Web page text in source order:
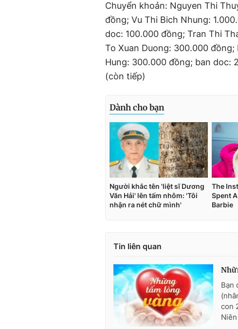
Chuyển khoản: Nguyen Thi
đồng; Vu Thi Bich Nhung:
doc: 100.000 đồng; Tran Thi
To Xuan Duong: 300.000
Hung: 300.000 đồng; ban doc:
(còn tiếp)
Tin liên quan
Bạn
con